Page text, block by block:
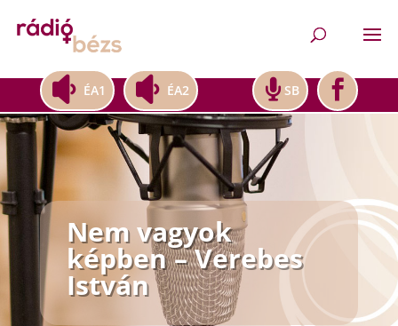
ÉA1 ÉA2 SB
Nem vagyok
képben – Verebes
István